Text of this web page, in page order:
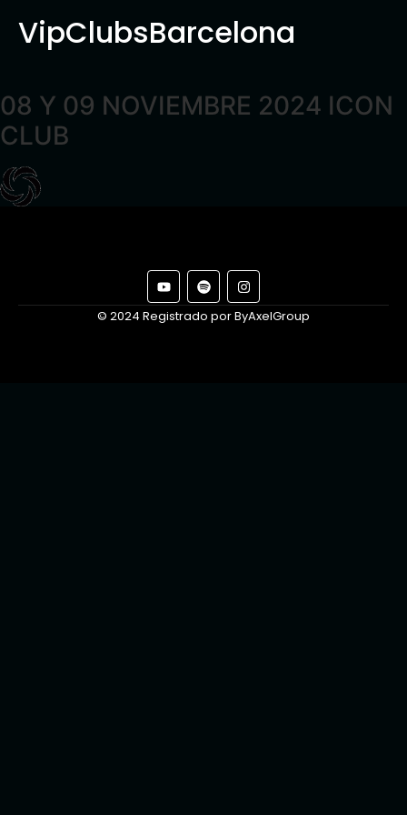
VipClubsBarcelona
08 Y 09 NOVIEMBRE 2024 ICON
CLUB
© 2024 Registrado por ByAxelGroup